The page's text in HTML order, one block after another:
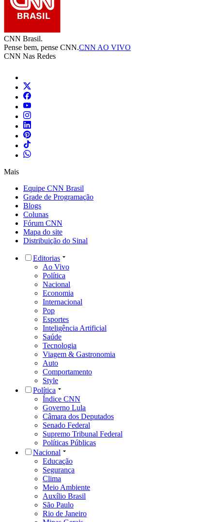
CNN Brasil.
Pense bem, pense CNN.CNN AO VIVO
CNN Nas Redes
Mais
Equipe CNN Brasil
Grade de Programação
Blogs
Colunas
Fórum CNN
Mapa do site
Distribuição do Sinal
Editorias
Ao Vivo
Política
Nacional
Economia
Internacional
Pop
Esportes
Inteligência Artificial
Saúde
Tecnologia
Viagem & Gastronomia
Auto
Comportamento
Style
Política
Índice CNN
Governo Lula
Câmara dos Deputados
Senado Federal
Supremo Tribunal Federal
Políticas Públicas
Nacional
Educação
Segurança
Clima
Meio Ambiente
Auxílio Brasil
São Paulo
Rio de Janeiro